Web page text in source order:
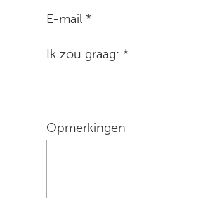
E-mail *
Ik zou graag: *
Opmerkingen